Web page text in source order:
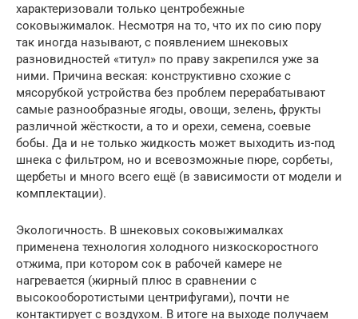
характеризовали только центробежные
соковыжималок. Несмотря на то, что их по сию пору
так иногда называют, с появлением шнековых
разновидностей «титул» по праву закрепился уже за
ними. Причина веская: конструктивно схожие с
мясорубкой устройства без проблем перерабатывают
самые разнообразные ягоды, овощи, зелень, фрукты
различной жёсткости, а то и орехи, семена, соевые
бобы. Да и не только жидкость может выходить из-под
шнека с фильтром, но и всевозможные пюре, сорбеты,
щербеты и много всего ещё (в зависимости от модели и
комплектации).
Экологичность. В шнековых соковыжималках
применена технология холодного низкоскоростного
отжима, при котором сок в рабочей камере не
нагревается (жирный плюс в сравнении с
высокооборотистыми центрифугами), почти не
контактирует с воздухом. В итоге на выходе получаем